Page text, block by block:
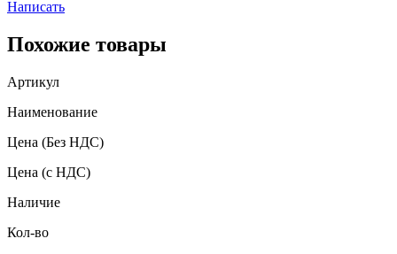
Написать
Похожие товары
Артикул
Наименование
Цена (Без НДС)
Цена (с НДС)
Наличие
Кол-во